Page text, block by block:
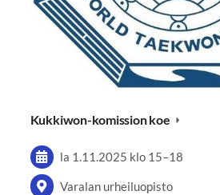
Kukkiwon-komission koe
la 1.11.2025 klo 15–18
Varalan urheiluopisto